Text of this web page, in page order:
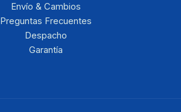
Envío & Cambios
Preguntas Frecuentes
Despacho
Garantía